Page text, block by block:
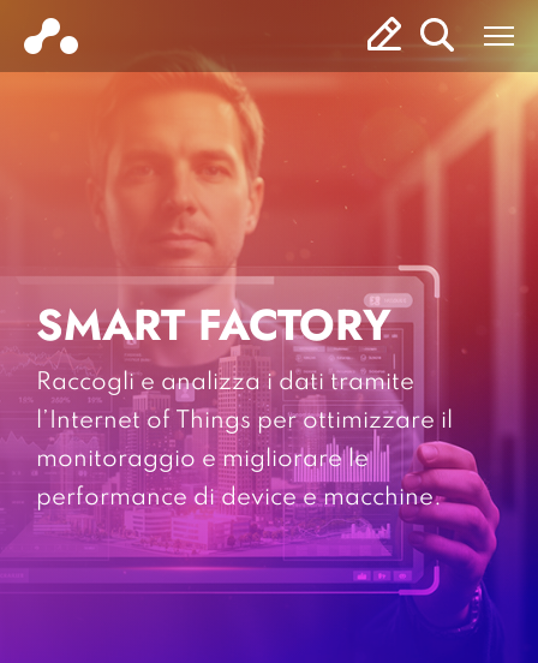
SMART FACTORY
Raccogli e analizza i dati tramite
l’Internet of Things per ottimizzare il
monitoraggio e migliorare le
performance di device e macchine.